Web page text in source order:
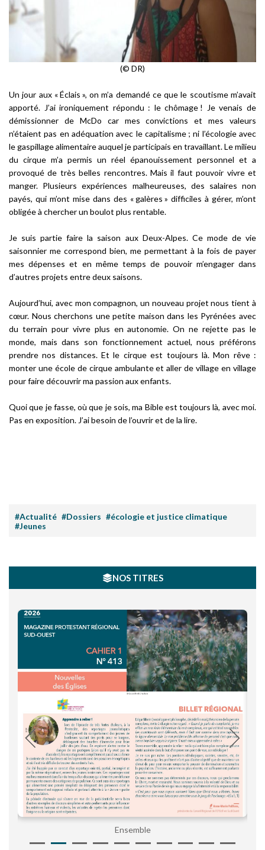
(© DR)
Un jour aux « Éclais », on m’a demandé ce que le scoutisme m’avait
apporté. J’ai ironiquement répondu : le chômage ! Je venais de
démissionner de McDo car mes convictions et mes valeurs
n’étaient pas en adéquation avec le capitalisme ; ni l’écologie avec
le gaspillage alimentaire auquel je participais en travaillant. Le milieu
du cirque m’a permis un réel épanouissement personnel et a
provoqué de très belles rencontres. Mais il faut pouvoir vivre et
manger. Plusieurs expériences malheureuses, des salaires non
payés, qui m’ont mise dans des « galères » difficiles à gérer, m’ont
obligée à chercher un boulot plus rentable.
Je suis partie faire la saison aux Deux-Alpes. Ce mode de vie
saisonnier me correspond bien, me permettant à la fois de payer
mes dépenses et en même temps de pouvoir m’engager dans
d’autres projets entre deux saisons.
Aujourd’hui, avec mon compagnon, un nouveau projet nous tient à
cœur. Nous cherchons une petite maison dans les Pyrénées avec
du terrain pour vivre plus en autonomie. On ne rejette pas le
monde, mais dans son fonctionnement actuel, nous préférons
prendre nos distances. Et le cirque est toujours là. Mon rêve :
monter une école de cirque ambulante et aller de village en village
pour faire découvrir ma passion aux enfants.
Quoi que je fasse, où que je sois, ma Bible est toujours là, avec moi.
Pas en exposition. J’ai besoin de l’ouvrir et de la lire.
#Actualité #Dossiers #écologie et justice climatique
#Jeunes
NOS TITRES
Ensemble